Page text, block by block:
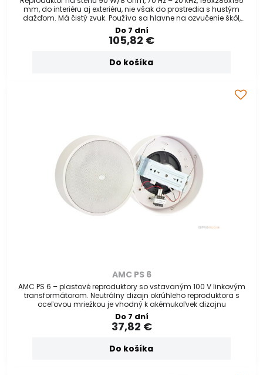
mm, do interiéru aj exteriéru, nie však do prostredia s hustým
dažďom. Má čistý zvuk. Používa sa hlavne na ozvučenie škôl,
čerpacích staníc a pod
Do 7 dní
105,82 €
Do košíka
AMC PS 6
AMC PS 6 – plastové reproduktory so vstavaným 100 V linkovým
transformátorom. Neutrálny dizajn okrúhleho reproduktora s
oceľovou mriežkou je vhodný k akémukoľvek dizajnu
Do 7 dní
37,82 €
Do košíka